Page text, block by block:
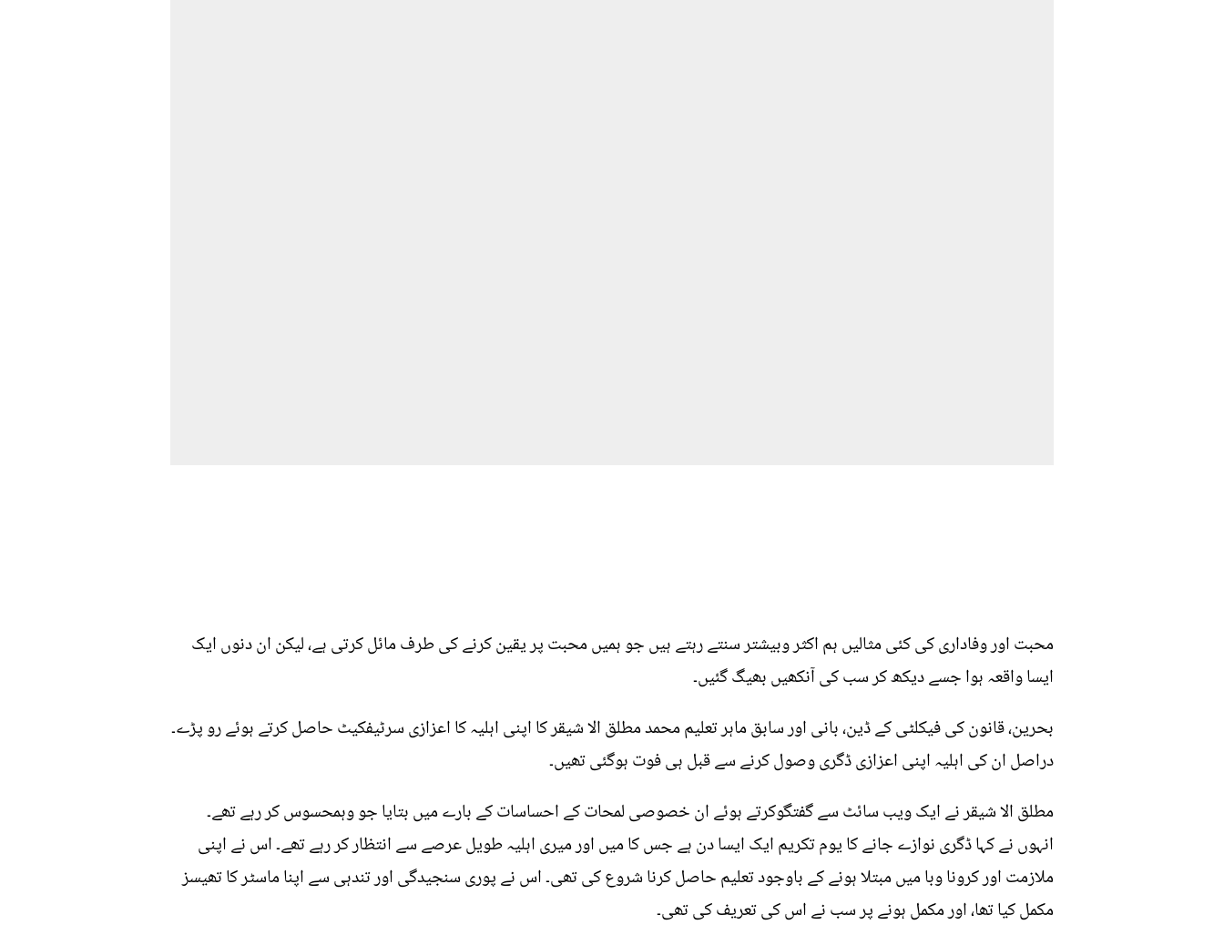
محبت اور وفاداری کی کئی مثالیں ہم اکثر وبیشتر سنتے رہتے ہیں جو ہمیں محبت پر یقین کرنے کی طرف مائل کرتی ہے، لیکن ان دنوں ایک
ایسا واقعہ ہوا جسے دیکھ کر سب کی آنکھیں بھیگ گئیں۔
بحرین، قانون کی فیکلٹی کے ڈین، بانی اور سابق ماہر تعلیم محمد مطلق الا شيقر کا اپنی اہلیہ کا اعزازی سرٹیفکیٹ حاصل کرتے ہوئے رو پڑے۔
دراصل ان کی اہلیہ اپنی اعزازی ڈگری وصول کرنے سے قبل ہی فوت ہوگئی تھیں۔
مطلق الا شيقر نے ایک ویب سائٹ سے گفتگوکرتے ہوئے ان خصوصی لمحات کے احساسات کے بارے میں بتایا جو وہمحسوس کر رہے تھے۔
انہوں نے کہا ڈگری نوازے جانے کا یوم تکریم ایک ایسا دن ہے جس کا میں اور میری اہلیہ طویل عرصے سے انتظار کر رہے تھے۔ اس نے اپنی
ملازمت اور کرونا وبا میں مبتلا ہونے کے باوجود تعلیم حاصل کرنا شروع کی تھی۔ اس نے پوری سنجیدگی اور تندہی سے اپنا ماسٹر کا تھیسز
مکمل کیا تھا، اور مکمل ہونے پر سب نے اس کی تعریف کی تھی۔